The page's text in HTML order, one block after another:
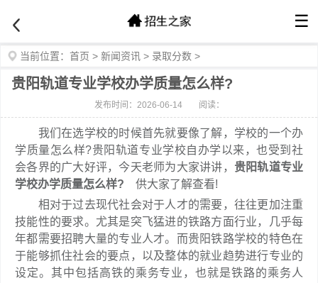
☰
当前位置： 首页 > 新闻资讯 > 录取分数 >
贵阳轨道专业学校办学质量怎么样?
发布时间：2026-06-14 阅读：
我们在选学校的时候首先就要像了解，学校的一个办
学质量怎么样?贵阳轨道专业学校自办学以来，也受到社
会各界的广大好评，今天老师为大家讲讲， 贵阳轨道专业
学校办学质量怎么样? 供大家了解查看!
相对于过去现代社会对于人才的需要，往往更加注重
技能性的要求。尤其是突飞猛进的铁路方面行业，几乎每
年都需要招聘大量的专业人才。而贵阳铁路学校的特色在
于能够抓住社会的要点，以及整体的就业趋势进行专业的
设定。其中包括高铁的乘务专业，也就是铁路的乘务人